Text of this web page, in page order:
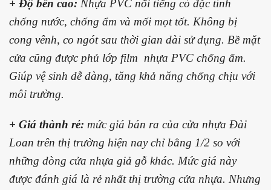
+ Độ bền cao: Nhựa PVC nổi tiếng có đặc tính
chống nước, chống ẩm và mối mọt tốt. Không bị
cong vênh, co ngót sau thời gian dài sử dụng. Bề mặt
cửa cũng được phủ lớp film nhựa PVC chống ẩm.
Giúp vệ sinh dễ dàng, tăng khả năng chống chịu với
môi trường.
+ Giá thành rẻ: mức giá bán ra của cửa nhựa Đài
Loan trên thị trường hiện nay chỉ bằng 1/2 so với
những dòng cửa nhựa giả gỗ khác. Mức giá này
được đánh giá là rẻ nhất thị trường cửa nhựa. Nhưng